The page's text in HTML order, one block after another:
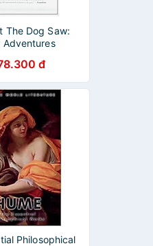
The Dog Saw:
Adventures
đ
Philosophical